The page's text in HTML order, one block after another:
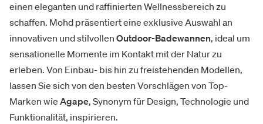
einen eleganten und raffinierten Wellnessbereich zu
schaffen. Mohd präsentiert eine exklusive Auswahl an
innovativen und stilvollen Outdoor-Badewannen, ideal um
sensationelle Momente im Kontakt mit der Natur zu
erleben. Von Einbau- bis hin zu freistehenden Modellen,
lassen Sie sich von den besten Vorschlägen von Top-
Marken wie Agape, Synonym für Design, Technologie und
Funktionalität, inspirieren.